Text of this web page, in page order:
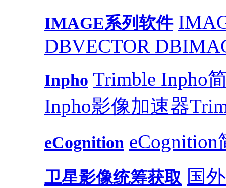
IMAGE系列软件
DBVECTOR DB
Inpho Trimble Inpho
Inpho影像加速器
eCognition eCognition
卫星影像统筹获取 国